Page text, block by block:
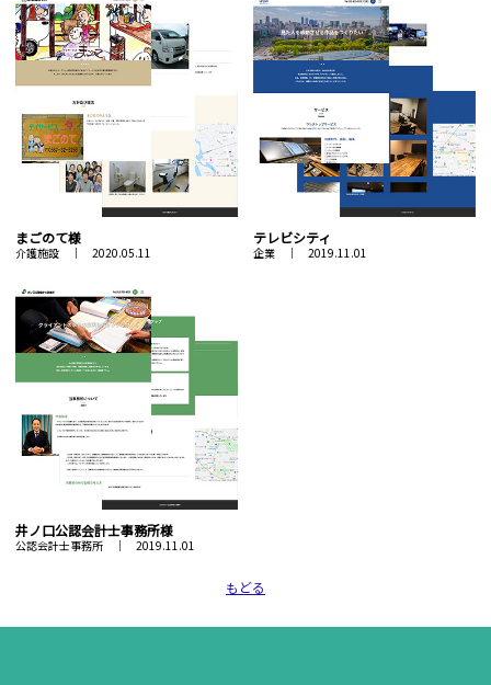
まごのて様
介護施設 ｜ 2020.05.11
テレビシティ
企業 ｜ 2019.11.01
井ノ口公認会計士事務所様
公認会計士事務所 ｜ 2019.11.01
もどる